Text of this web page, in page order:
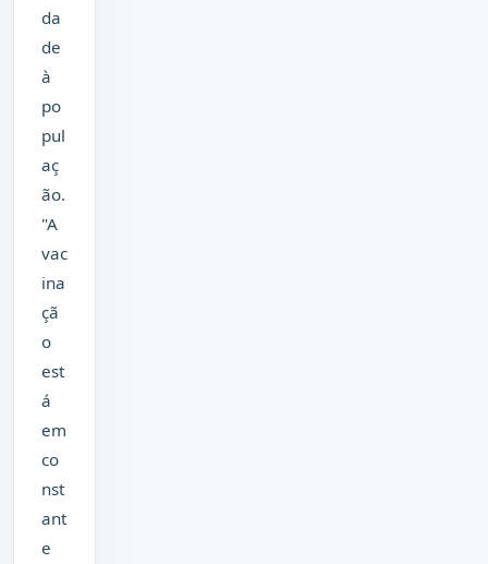
da
de
à
po
pul
aç
ão.
"A
vac
ina
çã
o
est
á
em
co
nst
ant
e